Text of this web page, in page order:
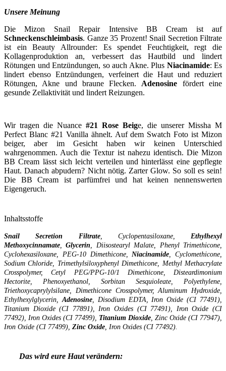
Unsere Meinung
Die Mizon Snail Repair Intensive BB Cream ist auf
Schneckenschleimbasis. Ganze 35 Prozent! Snail Secretion Filtrate
ist ein Beauty Allrounder: Es spendet Feuchtigkeit, regt die
Kollagenproduktion an, verbessert das Hautbild und lindert
Rötungen und Entzündungen, so auch Akne. Plus Niacinamide: Es
lindert ebenso Entzündungen, verfeinert die Haut und reduziert
Rötungen, Akne und braune Flecken. Adenosine fördert eine
gesunde Zellaktivität und lindert Reizungen.
Wir tragen die Nuance #21 Rose Beige, die unserer Missha M
Perfect Blanc #21 Vanilla ähnelt. Auf dem Swatch Foto ist Mizon
beiger, aber im Gesicht haben wir keinen Unterschied
wahrgenommen. Auch die Textur ist nahezu identisch. Die Mizon
BB Cream lässt sich leicht verteilen und hinterlässt eine gepflegte
Haut. Danach abpudern? Nicht nötig. Zarter Glow. So soll es sein!
Die BB Cream ist parfümfrei und hat keinen nennenswerten
Eigengeruch.
Inhaltsstoffe
Snail Secretion Filtrate, Cyclopentasiloxane, Ethylhexyl
Methoxycinnamate ,Glycerin , Diisostearyl Malate, Phenyl Trimethicone,
Cyclohexasiloxane, PEG-10 Dimethicone, Niacinamide , Cyclomethicone,
Sodium Chloride, Trimethylsiloxyphenyl Dimethicone, Methyl Methacrylate
Crosspolymer, Cetyl PEG/PPG-10/1 Dimethicone, Disteardimonium
Hectorite, Phenoxyethanol, Sorbitan Sesquioleate, Polyethylene,
Triethoxycaprylylsilane, Dimethicone Crosspolymer, Aluminum Hydroxide,
Ethylhexylglycerin, Adenosine, Disodium EDTA, Iron Oxide (CI 77491),
Titanium Dioxide (CI 77891), Iron Oxides (CI 77491), Iron Oxide (CI
77492), Iron Oxides (CI 77499), Titanium Dioxide , Zinc Oxide (CI 77947),
Iron Oxide (CI 77499), Zinc Oxide , Iron Oxides (CI 77492).
Das wird eure Haut verändern: